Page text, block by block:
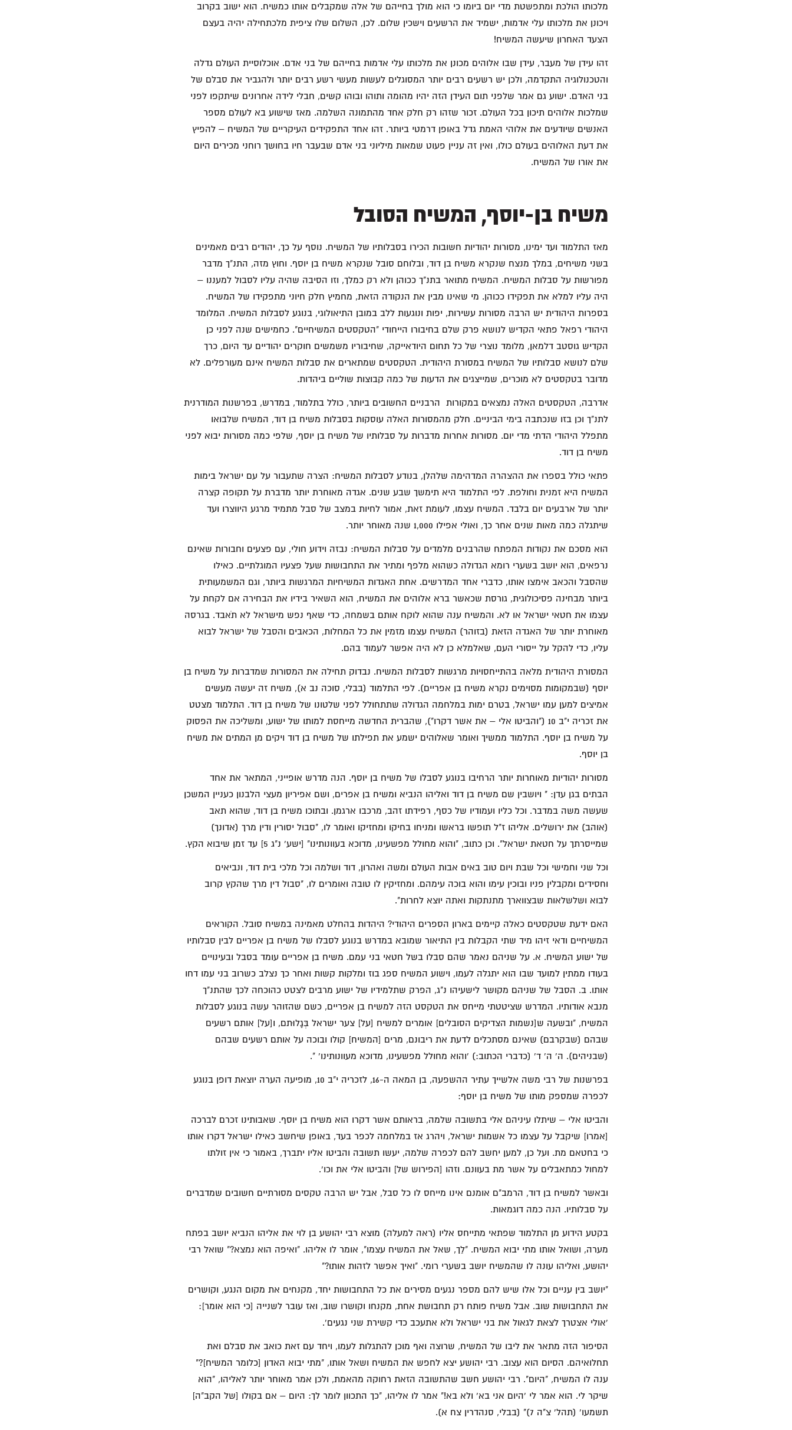
מלכותו הולכת ומתפשטת מדי יום ביומו כי הוא מולך בחייהם של אלה שמקבלים אותו כמשיח. הוא ישוב בקרוב
ויכונן את מלכותו עלי אדמות, ישמיד את הרשעים וישכין שלום. לכן, השלום שלו ציפית מלכתחילה יהיה בעצם
הצעד האחרון שיעשה המשיח!
זהו עידן של מעבר, עידן שבו אלוהים מכונן את מלכותו עלי אדמות בחייהם של בני אדם. אוכלוסיית העולם גדלה
והטכנולוגיה התקדמה, ולכן יש רשעים רבים יותר המסוגלים לעשות מעשי רשע רבים יותר ולהגביר את סבלם של
בני האדם. ישוע גם אמר שלפני תום העידן הזה יהיו מהומה ותוהו ובוהו קשים, חבלי לידה אחרונים שיתקפו לפני
שמלכות אלוהים תיכון בכל העולם. זכור שזהו רק חלק אחד מהתמונה השלמה. מאז שישוע בא לעולם מספר
האנשים שיודעים את אלוהי האמת גדל באופן דרמטי ביותר. זהו אחד התפקידים העיקריים של המשיח – להפיץ
את דעת האלוהים בעולם כולו, ואין זה עניין פעוט שמאות מיליוני בני אדם שבעבר חיו בחושך רוחני מכירים היום
את אורו של המשיח.
משיח בן-יוסף, המשיח הסובל
מאז התלמוד ועד ימינו, מסורות יהודיות חשובות הכירו בסבלותיו של המשיח. נוסף על כך, יהודים רבים מאמינים
בשני משיחים, במלך מנצח שנקרא משיח בן דוד, ובלוחם סובל שנקרא משיח בן יוסף. וחוץ מזה, התנ"ך מדבר
מפורשות על סבלות המשיח. המשיח מתואר בתנ"ך ככוהן ולא רק כמלך, וזו הסיבה שהיה עליו לסבול למעננו –
היה עליו למלא את תפקידו ככוהן. מי שאינו מבין את הנקודה הזאת, מחמיץ חלק חיוני מתפקידו של המשיח.
בספרות היהודית יש הרבה מסורות עשירות, יפות ונוגעות ללב במובן התיאולוגי, בנוגע לסבלות המשיח. המלומד
היהודי רפאל פתאי הקדיש לנושא פרק שלם בחיבורו הייחודי "הטקסטים המשיחיים". כחמישים שנה לפני כן
הקדיש גוסטב דלמאן, מלומד נוצרי של כל תחום היודאייקה, שחיבוריו משמשים חוקרים יהודיים עד היום, כרך
שלם לנושא סבלותיו של המשיח במסורת היהודית. הטקסטים שמתארים את סבלות המשיח אינם מעורפלים. לא
מדובר בטקסטים לא מוכרים, שמייצגים את הדעות של כמה קבוצות שוליים ביהדות.
אדרבה, הטקסטים האלה נמצאים במקורות הרבניים החשובים ביותר, כולל בתלמוד, במדרש, בפרשנות המודרנית
לתנ"ך וכן בזו שנכתבה בימי הביניים. חלק מהמסורות האלה עוסקות בסבלות משיח בן דוד, המשיח שלבואו
מתפלל היהודי הדתי מדי יום. מסורות אחרות מדברות על סבלותיו של משיח בן יוסף, שלפי כמה מסורות יבוא לפני
משיח בן דוד.
פתאי כולל בספרו את ההצהרה המדהימה שלהלן, בנודע לסבלות המשיח: הצרה שתעבור על עם ישראל בימות
המשיח היא זמנית וחולפת. לפי התלמוד היא תימשך שבע שנים. אגדה מאוחרת יותר מדברת על תקופה קצרה
יותר של ארבעים יום בלבד. המשיח עצמו, לעומת זאת, אמור לחיות במצב של סבל מתמיד מרגע היווצרו ועד
שיתגלה כמה מאות שנים אחר כך, ואולי אפילו 1,000 שנה מאוחר יותר.
הוא מסכם את נקודות המפתח שהרבנים מלמדים על סבלות המשיח: נבזה וידוע חולי, עם פצעים וחבורות שאינם
נרפאים, הוא יושב בשערי רומא הגדולה כשהוא מלפף ומתיר את התחבושות שעל פצעיו המוגלתיים. כאילו
שהסבל והכאב אימצו אותו, כדברי אחד המדרשים. אחת האגדות המשיחיות המרגשות ביותר, וגם המשמעותית
ביותר מבחינה פסיכולוגית, גורסת שכאשר ברא אלוהים את המשיח, הוא השאיר בידיו את הבחירה אם לקחת על
עצמו את חטאי ישראל או לא. והמשיח ענה שהוא לוקח אותם בשמחה, כדי שאף נפש מישראל לא תֹאבד. בגרסה
מאוחרת יותר של האגדה הזאת (בזוהר) המשיח עצמו מזמין את כל המחלות, הכאבים והסבל של ישראל לבוא
עליו, כדי להקל על ייסורי העם, שאלמלא כן לא היה אפשר לעמוד בהם.
המסורת היהודית מלאה בהתייחסויות מרגשות לסבלות המשיח. נבדוק תחילה את המסורות שמדברות על משיח בן
יוסף (שבמקומות מסוימים נקרא משיח בן אפריים). לפי התלמוד (בבלי, סוכה נב א), משיח זה יעשה מעשים
אמיצים למען עמו ישראל, בטרם ימות במלחמה הגדולה שתתחולל לפני שלטונו של משיח בן דוד. התלמוד מצטט
את זכריה י"ב 10 ("והביטו אלי – את אשר דקרו"), שהברית החדשה מייחסת למותו של ישוע, ומשליכה את הפסוק
על משיח בן יוסף. התלמוד ממשיך ואומר שאלוהים ישמע את תפילתו של משיח בן דוד ויקים מן המתים את משיח
בן יוסף.
מסורות יהודיות מאוחרות יותר הרחיבו בנוגע לסבלו של משיח בן יוסף. הנה מדרש אופייני, המתאר את אחד
הבתים בגן עדן: " ויושבין שם משיח בן דוד ואליהו הנביא ומשיח בן אפרים, ושם אפיריון מעצי הלבנון כעניין המשכן
שעשה משה במדבר. וכל כליו ועמודיו של כסף, רפידתו זהב, מרכבו ארגמן. ובתוכו משיח בן דוד, שהוא תאב
(אוהב) את ירושלים. אליהו ז"ל תופשו בראשו ומניחו בחיקו ומחזיקו ואומר לו, "סבול יסורין ודין מרך (אדונך)
שמייסרתך על חטאת ישראל". וכן כתוב, "והוא מחולל מפשעינו, מדוכא בעוונותינו" [ישע' נ"ג 5] עד זמן שיבוא הקץ.
וכל שני וחמישי וכל שבת ויום טוב באים אבות העולם ומשה ואהרון, דוד ושלמה וכל מלכי בית דוד, ונביאים
וחסידים ומקבלין פניו ובוכין עימו והוא בוכה עימהם. ומחזיקין לו טובה ואומרים לו, "סבול דין מרך שהקץ קרוב
לבוא ושלשלאות שבצווארך מתנתקות ואתה יוצא לחרות".
האם ידעת שטקסטים כאלה קיימים בארון הספרים היהודי? היהדות בהחלט מאמינה במשיח סובל. הקוראים
המשיחיים ודאי זיהו מיד שתי הקבלות בין התיאור שמובא במדרש בנוגע לסבלו של משיח בן אפריים לבין סבלותיו
של ישוע המשיח. א. על שניהם נאמר שהם סבלו בשל חטאי בני עמם. משיח בן אפריים עומד בסבל ובעינויים
בעודו ממתין למועד שבו הוא יתגלה לעמו, וישוע המשיח ספג בוז ומלקות קשות ואחר כך נצלב כשרוב בני עמו דחו
אותו. ב. הסבל של שניהם מקושר לישעיהו נ"ג, הפרק שתלמידיו של ישוע מרבים לצטט כהוכחה לכך שהתנ"ך
מנבא אודותיו. המדרש שציטטתי מייחס את הטקסט הזה למשיח בן אפריים, כשם שהזוהר עשה בנוגע לסבלות
המשיח, "ובשעה ש[נשמות הצדיקים הסובלים] אומרים למשיח [על] צער ישראל בְּגָלוּתם, ו[על] אותם רשעים
שבהם (שבקרבם) שאינם מסתכלים לדעת את ריבונם, מרים [המשיח] קולו ובוכה על אותם רשעים שבהם
(שבניהים). ה' ה' ד' (כדברי הכתוב:) 'והוא מחולל מפשעינו, מדוכא מעוונותינו' ".
בפרשנות של רבי משה אלשייך עתיר ההשפעה, בן המאה ה-16, לזכריה י"ב 10, מופיעה הערה יוצאת דופן בנוגע
לכפרה שמספק מותו של משיח בן יוסף:
והביטו אלי – שיתלו עיניהם אלי בתשובה שלמה, בראותם אשר דקרו הוא משיח בן יוסף. שאבותינו זכרם לברכה
[אמרו] שיקבל על עצמו כל אשמות ישראל, ויהרג אז במלחמה לכפר בעד, באופן שיחשב כאילו ישראל דקרו אותו
כי בחטאם מת. ועל כן, למען יחשב להם לכפרה שלמה, יעשו תשובה והביטו אליו יתברך, באמור כי אין זולתו
למחול כמתאבלים על אשר מת בעוונם. וזהו [הפירוש של] והביטו אלי את וכו'.
ובאשר למשיח בן דוד, הרמב"ם אומנם אינו מייחס לו כל סבל, אבל יש הרבה טקסים מסורתיים חשובים שמדברים
על סבלותיו. הנה כמה דוגמאות.
בקטע הידוע מן התלמוד שפתאי מתייחס אליו (ראה למעלה) מוצא רבי יהושע בן לוי את אליהו הנביא יושב בפתח
מערה, ושואל אותו מתי יבוא המשיח. "לֵך, שאל את המשיח עצמו", אומר לו אליהו. "ואיפה הוא נמצא?" שואל רבי
יהושע, ואליהו עונה לו שהמשיח יושב בשערי רומי. "ואיך אפשר לזהות אותו?"
"יושב בין עניים וכל אלו שיש להם מספר נגעים מסירים את כל התחבושות יחד, מקנחים את מקום הנגע, וקושרים
את התחבושות שוב. אבל משיח פותח רק תחבושת אחת, מקנחו וקושרו שוב, ואז עובר לשנייה [כי הוא אומר]:
'אולי אצטרך לצאת לגאול את בני ישראל ולא אתעכב כדי קשירת שני נגעים'.
הסיפור הזה מתאר את ליבו של המשיח, שרוצה ואף מוכן להתגלות לעמו, ויחד עם זאת כואב את סבלם ואת
תחלואיהם. הסיום הוא עצוב. רבי יהושע יצא לחפש את המשיח ושאל אותו, "מתי יבוא האדון [כלומר המשיח]?"
ענה לו המשיח, "היום". רבי יהושע חשב שהתשובה הזאת רחוקה מהאמת, ולכן אמר מאוחר יותר לאליהו, "הוא
שיקר לי. הוא אמר לי 'היום אני בא' ולא בא!" אמר לו אליהו, "כך התכוון לומר לך: היום – אם בקולו [של הקב"ה]
תשמעו' (תהל' צ"ה 7)" (בבלי, סנהדרין צח א).